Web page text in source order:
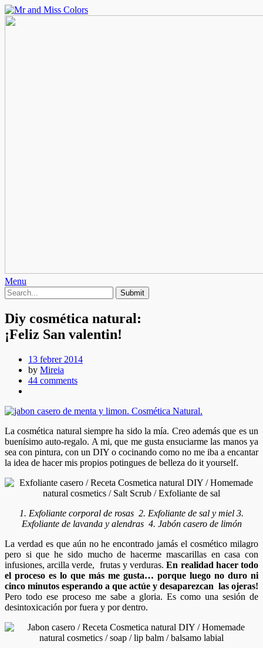
Menu
Diy cosmética natural:
¡Feliz San valentin!
13 febrer 2014
by Mireia
44 comments
La cosmética natural siempre ha sido la mía. Creo además que es un
buenísimo auto-regalo. A mi, que me gusta ensuciarme las manos ya
sea con pintura, con un DIY o cocinando como no me iba a encantar
la idea de hacer mis propios potingues de belleza do it yourself.
1. Exfoliante corporal de rosas 2. Exfoliante de sal y miel 3.
Exfoliante de lavanda y alendras 4. Jabón casero de limón
La verdad es que aún no he encontrado jamás el cosmético milagro
pero si que he sido mucho de hacerme mascarillas en casa con
infusiones, arcilla verde, frutas y verduras.En realidad hacer todo
el proceso es lo que más me gusta… porque luego no duro ni
cinco minutos esperando a que actúe y desaparezcan las ojeras!
Pero todo ese proceso me sabe a gloria. Es como una sesión de
desintoxicación por fuera y por dentro.